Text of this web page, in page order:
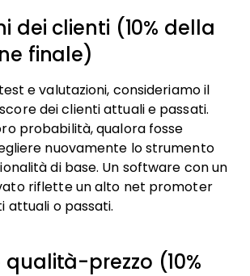
dei clienti (10% della
finale)
e valutazioni, consideriamo il
dei clienti attuali e passati.
probabilità, qualora fosse
nuovamente lo strumento
di base. Un software con un
riflette un alto net promoter
attuali o passati.
prezzo (10%